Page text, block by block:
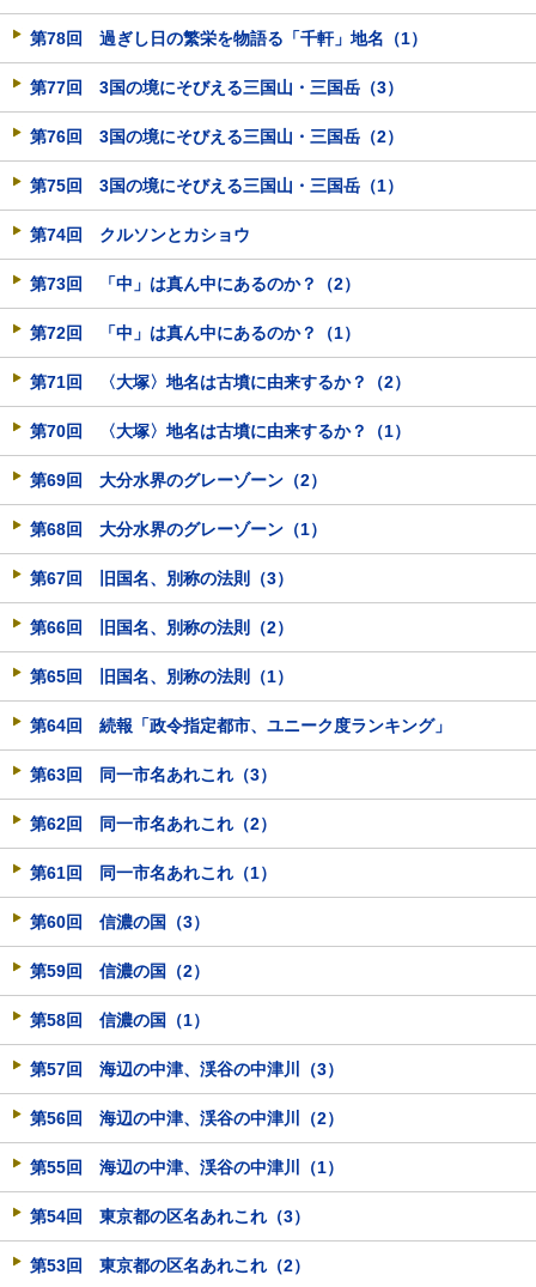
第78回 過ぎし日の繁栄を物語る「千軒」地名（1）
第77回 3国の境にそびえる三国山・三国岳（3）
第76回 3国の境にそびえる三国山・三国岳（2）
第75回 3国の境にそびえる三国山・三国岳（1）
第74回 クルソンとカショウ
第73回 「中」は真ん中にあるのか？（2）
第72回 「中」は真ん中にあるのか？（1）
第71回 〈大塚〉地名は古墳に由来するか？（2）
第70回 〈大塚〉地名は古墳に由来するか？（1）
第69回 大分水界のグレーゾーン（2）
第68回 大分水界のグレーゾーン（1）
第67回 旧国名、別称の法則（3）
第66回 旧国名、別称の法則（2）
第65回 旧国名、別称の法則（1）
第64回 続報「政令指定都市、ユニーク度ランキング」
第63回 同一市名あれこれ（3）
第62回 同一市名あれこれ（2）
第61回 同一市名あれこれ（1）
第60回 信濃の国（3）
第59回 信濃の国（2）
第58回 信濃の国（1）
第57回 海辺の中津、渓谷の中津川（3）
第56回 海辺の中津、渓谷の中津川（2）
第55回 海辺の中津、渓谷の中津川（1）
第54回 東京都の区名あれこれ（3）
第53回 東京都の区名あれこれ（2）